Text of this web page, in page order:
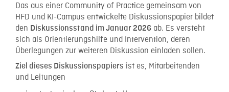
Das aus einer Community of Practice gemeinsam von
HFD und KI-Campus entwickelte Diskussionspapier bildet
den Diskussionsstand im Januar 2026 ab. Es versteht
sich als Orientierungshilfe und Intervention, deren
Überlegungen zur weiteren Diskussion einladen sollen.
Ziel dieses Diskussionspapiers ist es, Mitarbeitenden
und Leitungen